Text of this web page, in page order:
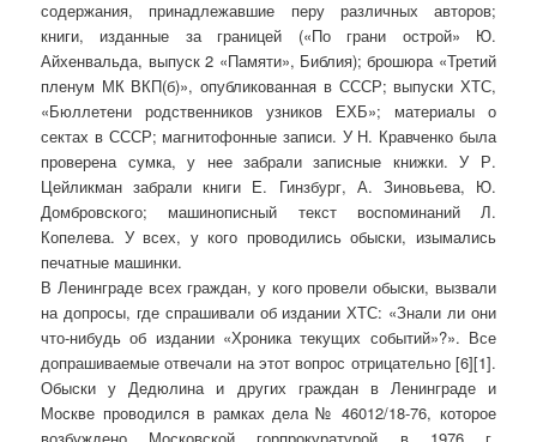
содержания, принадлежавшие перу различных авторов;
книги, изданные за границей («По грани острой» Ю.
Айхенвальда, выпуск 2 «Памяти», Библия); брошюра «Третий
пленум МК ВКП(б)», опубликованная в СССР; выпуски ХТС,
«Бюллетени родственников узников ЕХБ»; материалы о
сектах в СССР; магнитофонные записи. У Н. Кравченко была
проверена сумка, у нее забрали записные книжки. У Р.
Цейликман забрали книги Е. Гинзбург, А. Зиновьева, Ю.
Домбровского; машинописный текст воспоминаний Л.
Копелева. У всех, у кого проводились обыски, изымались
печатные машинки.
В Ленинграде всех граждан, у кого провели обыски, вызвали
на допросы, где спрашивали об издании ХТС: «Знали ли они
что-нибудь об издании «Хроника текущих событий»?». Все
допрашиваемые отвечали на этот вопрос отрицательно [6][1].
Обыски у Дедюлина и других граждан в Ленинграде и
Москве проводился в рамках дела № 46012/18-76, которое